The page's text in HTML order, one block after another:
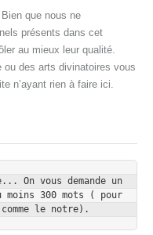
Bien que nous ne
présents dans cet
au mieux leur qualité.
ou des arts divinatoires vous
n’ayant rien à faire ici.
On vous demande un
300 mots ( pour
le notre).